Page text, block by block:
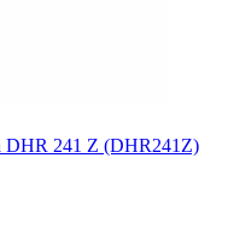
DHR 241 Z (DHR241Z)